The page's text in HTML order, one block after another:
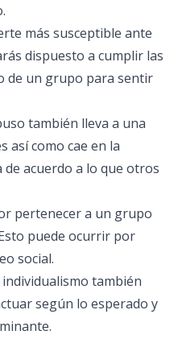
más susceptible ante
dispuesto a cumplir las
de un grupo para sentir
también lleva a una
así como cae en la
acuerdo a lo que otros
pertenecer a un grupo
puede ocurrir por
social.
también
según lo esperado y